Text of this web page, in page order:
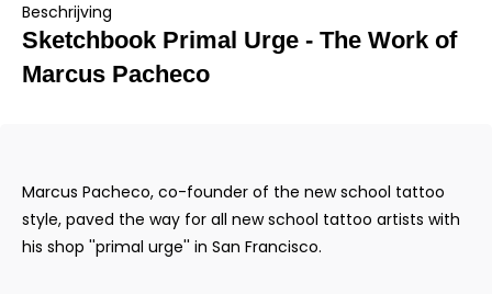
Beschrijving
Sketchbook Primal Urge - The Work of
Marcus Pacheco
Marcus Pacheco, co-founder of the new school tattoo
style, paved the way for all new school tattoo artists with
his shop ''primal urge'' in San Francisco.